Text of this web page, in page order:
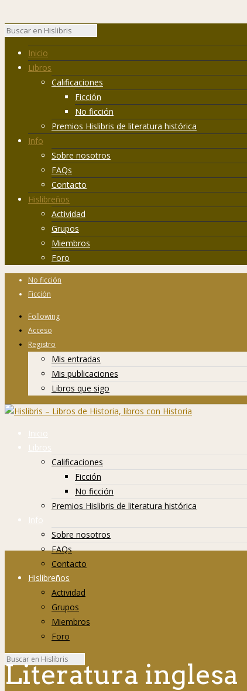
Inicio
Libros
Calificaciones
Ficción
No ficción
Premios Hislibris de literatura histórica
Info
Sobre nosotros
FAQs
Contacto
Hislibreños
Actividad
Grupos
Miembros
Foro
No ficción
Ficción
Following
Acceso
Registro
Mis entradas
Mis publicaciones
Libros que sigo
Inicio
Libros
Calificaciones
Ficción
No ficción
Premios Hislibris de literatura histórica
Info
Sobre nosotros
FAQs
Contacto
Hislibreños
Actividad
Grupos
Miembros
Foro
Literatura inglesa